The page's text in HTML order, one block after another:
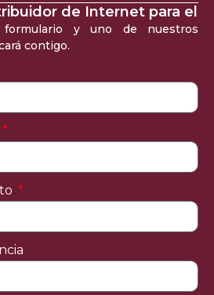
de Internet para el
y uno de nuestros
contigo.